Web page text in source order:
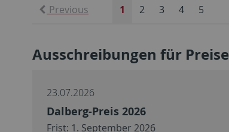
Previous 1 2 3 4 5
Ausschreibungen für Preise
23.07.2026
Dalberg-Preis 2026
Frist: 1. September 2026